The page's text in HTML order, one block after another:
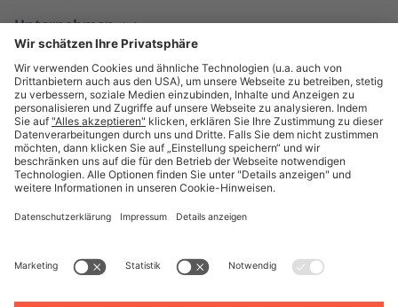
Unternehmen
Deutsch